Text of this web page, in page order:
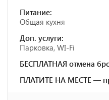
Питание:
Общая кухня
Доп. услуги:
Парковка, WI-Fi
БЕСПЛАТНАЯ отмена
ПЛАТИТЕ НА МЕСТЕ —